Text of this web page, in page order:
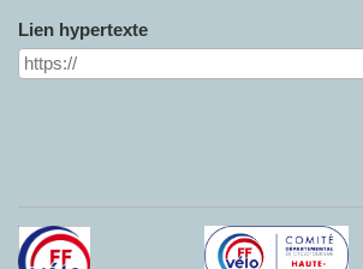
Lien hypertexte